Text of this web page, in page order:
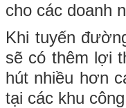
cho các doanh
Khi tuyến
sẽ có thêm lợi
hút nhiều hơn
tại các khu